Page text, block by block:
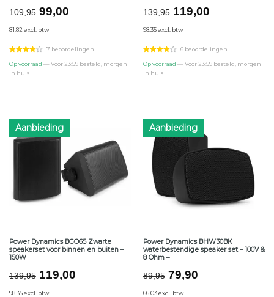
109,95 Oorspronkelijke
was:
€109,95.
99,00Huidige
€99,00.
81.82 excl. btw
7 beoordelingen
Op voorraad — Voor 23:59 besteld, morgen
in huis
139,95 Oorspronkelijke
was:
€139,95.
119,00Huidige
€119,00.
98.35 excl. btw
6 beoordelingen
Op voorraad — Voor 23:59 besteld, morgen
in huis
Aanbieding
Power Dynamics BGO65 Zwarte
speakerset voor binnen en buiten –
150W
139,95 Oorspronkelijke
119,00Huidige
98.35 excl. btw
Aanbieding
Power Dynamics BHW30BK
waterbestendige speaker set – 100V &
8 Ohm –
89,95 Oorspronkelijke
79,90Huidige
66.03 excl. btw